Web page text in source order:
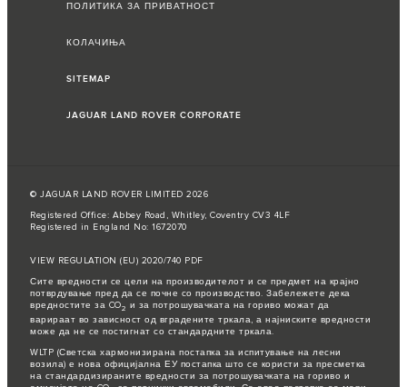
ПОЛИТИКА ЗА ПРИВАТНОСТ
КОЛАЧИЊА
SITEMAP
JAGUAR LAND ROVER CORPORATE
© JAGUAR LAND ROVER LIMITED 2026
Registered Office: Abbey Road, Whitley, Coventry CV3 4LF
Registered in England No: 1672070
VIEW REGULATION (EU) 2020/740 PDF
Сите вредности се цели на производителот и се предмет на крајно
потврдување пред да се почне со производство. Забележете дека
вредностите за CO2 и за потрошувачката на гориво можат да
варираат во зависност од вградените тркала, а најниските вредности
може да не се постигнат со стандардните тркала.
WLTP (Светска хармонизирана постапка за испитување на лесни
возила) е нова официјална ЕУ постапка што се користи за пресметка
на стандардизираните вредности за потрошувачката на гориво и